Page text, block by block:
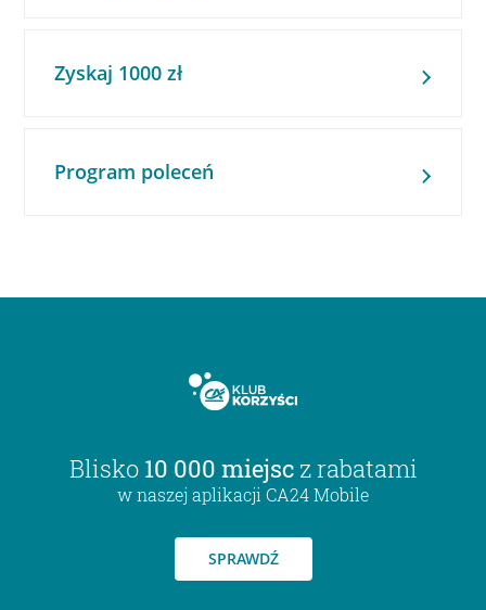
Zyskaj 1000 zł
Program poleceń
Blisko 10 000 miejsc z rabatami
w naszej aplikacji CA24 Mobile
SPRAWDŹ